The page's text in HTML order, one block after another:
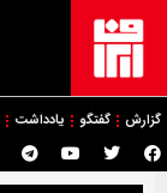
گزارش گفتگو یادداشت